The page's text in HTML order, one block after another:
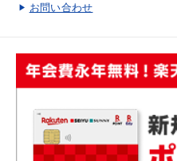
お問い合わせ